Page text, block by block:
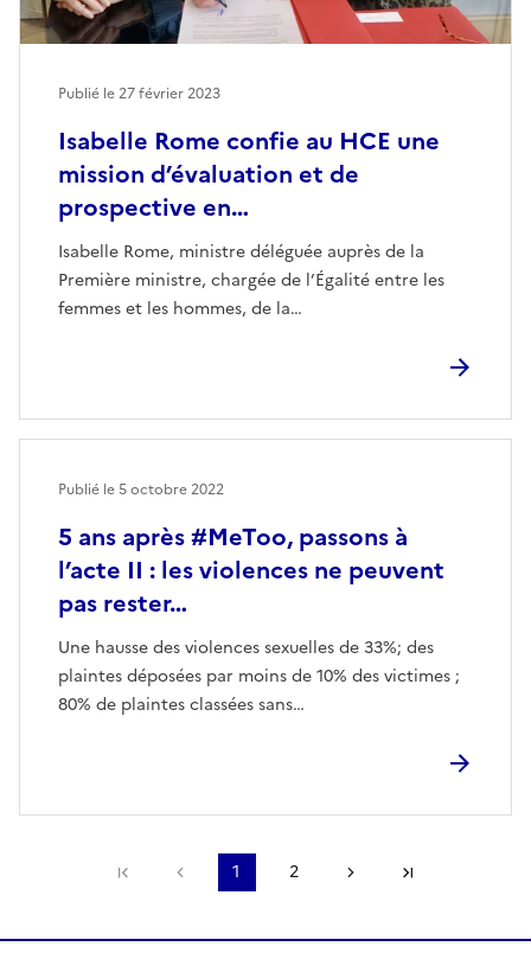
Isabelle Rome confie au HCE une
mission d’évaluation et de
prospective en…
Isabelle Rome, ministre déléguée auprès de la
Première ministre, chargée de l’Égalité entre les
femmes et les hommes, de la…
Publié le27 février 2023
5 ans après #MeToo, passons à
l’acte II : les violences ne peuvent
pas rester…
Une hausse des violences sexuelles de 33%; des
plaintes déposées par moins de 10% des victimes ;
80% de plaintes classées sans…
Publié le5 octobre 2022
Première pagePage précédente
1 2 Page suivante